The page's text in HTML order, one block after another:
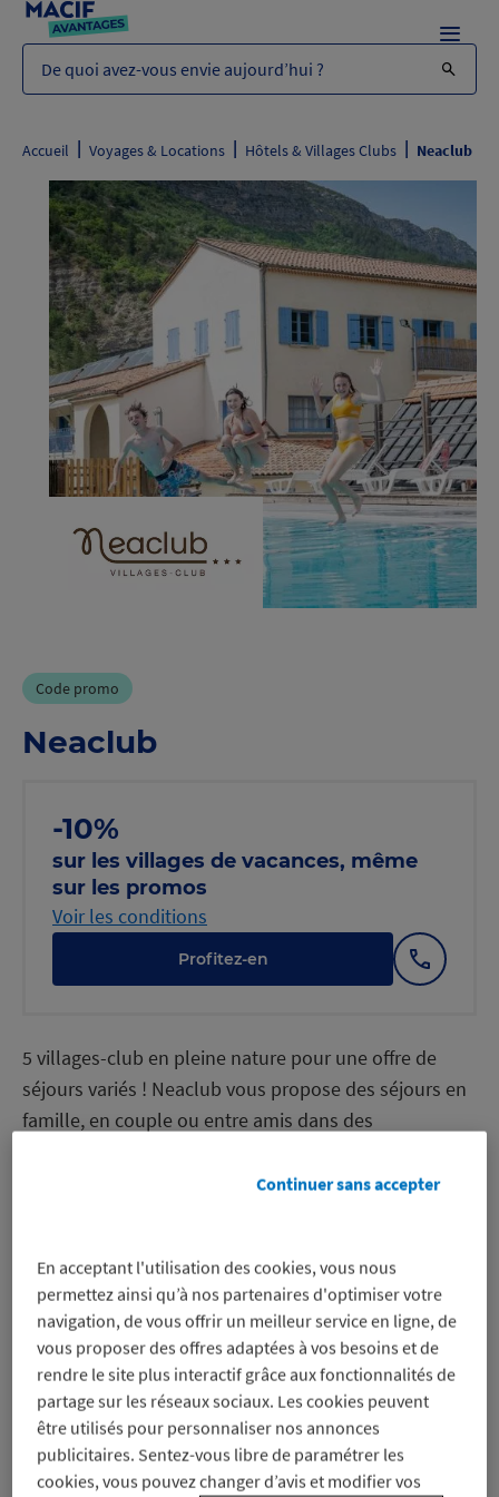
De quoi avez-vous envie aujourd’hui ?
Menu
Accueil | Voyages & Locations | Hôtels & Villages Clubs | Neaclub
Code promo
Neaclub
-10%
sur les villages de vacances, même
sur les promos
Voir les conditions
Profitez-en
Afficher
le
5 villages-club en pleine nature pour une offre de
séjours variés ! Neaclub vous propose des séjours en
famille, en couple ou entre amis dans des
Les bons plans Neaclub Découvrez en
Les bons plans Neaclub
Plus que 21j ✨Offre spéciale
En acceptant l'utilisation des cookies, vous nous
permettez ainsi qu’à nos partenaires d'optimiser votre
navigation, de vous offrir un meilleur service en ligne, de
vous proposer des offres adaptées à vos besoins et de
rendre le site plus interactif grâce aux fonctionnalités de
partage sur les réseaux sociaux. Les cookies peuvent
être utilisés pour personnaliser nos annonces
publicitaires. Sentez-vous libre de paramétrer les
cookies, vous pouvez changer d’avis et modifier vos
Continuer sans accepter